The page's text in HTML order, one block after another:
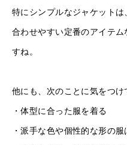
特にシンプルなジャケット
合わせやすい定番のアイテ
すね。
他にも、次のことに気をつけ
・体型に合った服を着る
・派手な色や個性的な形の服